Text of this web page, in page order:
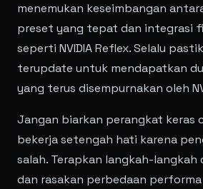
menemukan keseimbangan
preset yang tepat dan integrasi
seperti NVIDIA Reflex. Selalu
terupdate untuk mendapatkan
yang terus disempurnakan oleh
Jangan biarkan perangkat keras
bekerja setengah hati karena
salah. Terapkan langkah-langkah
dan rasakan perbedaan